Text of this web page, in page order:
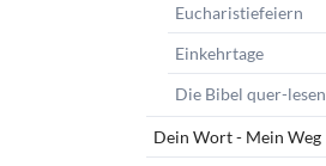
Eucharistiefeiern
Einkehrtage
Die Bibel quer-lesen
Dein Wort - Mein Weg